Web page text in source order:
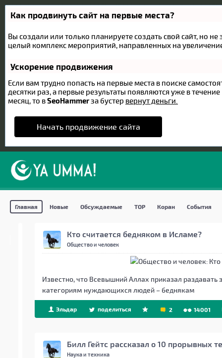
Как продвинуть сайт на первые места?
Вы создали или только планируете создать свой сайт, но
целый комплекс мероприятий, направленных на
Ускорение продвижения
Если вам трудно попасть на первые места в поиске
десятки раз, а первые результаты появляются уже в
месяц, то вSeoHammerза бустер вернут деньги.
Начать продвижение сайта
Главная Новые Обсуждаемые TOP Коран События
Кто считается бедняком в Исламе?
Общество и человек
Известно, что Всевышний Аллах приказал
категориям нуждающихся людей – беднякам
Эльдар поделиться 2 14001
Билл Гейтс рассказал о 10 прорывных
Наука и техника